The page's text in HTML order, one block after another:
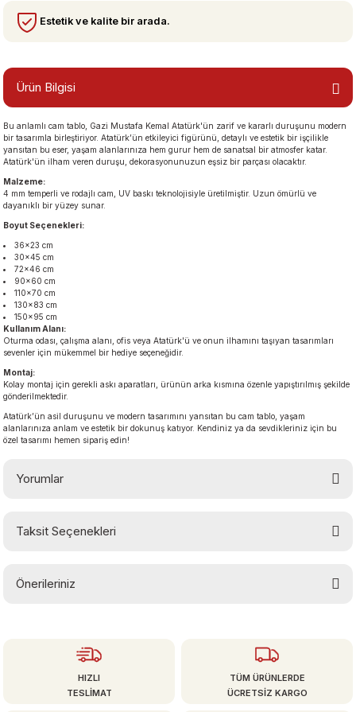
Manzaraları
Estetik ve kalite bir arada.
Ürün Bilgisi
Bu anlamlı cam tablo, Gazi Mustafa Kemal Atatürk'ün zarif ve kararlı duruşunu modern
bir tasarımla birleştiriyor. Atatürk’ün etkileyici figürünü, detaylı ve estetik bir işçilikle
yansıtan bu eser, yaşam alanlarınıza hem gurur hem de sanatsal bir atmosfer katar.
Atatürk'ün ilham veren duruşu, dekorasyonunuzun eşsiz bir parçası olacaktır.
Malzeme:
4 mm temperli ve rodajlı cam, UV baskı teknolojisiyle üretilmiştir. Uzun ömürlü ve
dayanıklı bir yüzey sunar.
Boyut Seçenekleri:
36×23 cm
30×45 cm
72×46 cm
90×60 cm
110×70 cm
130×83 cm
150×95 cm
Kullanım Alanı:
Oturma odası, çalışma alanı, ofis veya Atatürk'ü ve onun ilhamını taşıyan tasarımları
sevenler için mükemmel bir hediye seçeneğidir.
Montaj:
Kolay montaj için gerekli askı aparatları, ürünün arka kısmına özenle yapıştırılmış şekilde
gönderilmektedir.
Atatürk’ün asil duruşunu ve modern tasarımını yansıtan bu cam tablo, yaşam
alanlarınıza anlam ve estetik bir dokunuş katıyor. Kendiniz ya da sevdikleriniz için bu
özel tasarımı hemen sipariş edin!
Yorumlar
Taksit Seçenekleri
Önerileriniz
HIZLI
TESLİMAT
TÜM ÜRÜNLERDE
ÜCRETSİZ KARGO